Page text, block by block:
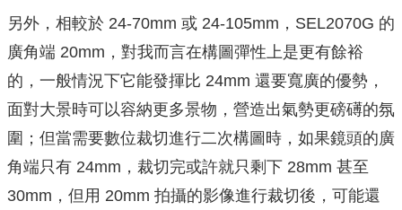
另外，相較於 24-70mm 或 24-105mm，SEL2070G 的
廣角端 20mm，對我而言在構圖彈性上是更有餘裕
的，一般情況下它能發揮比 24mm 還要寬廣的優勢，
面對大景時可以容納更多景物，營造出氣勢更磅礡的氛
圍；但當需要數位裁切進行二次構圖時，如果鏡頭的廣
角端只有 24mm，裁切完或許就只剩下 28mm 甚至
30mm，但用 20mm 拍攝的影像進行裁切後，可能還